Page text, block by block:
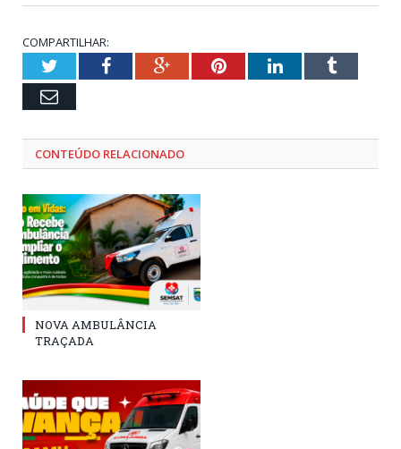
COMPARTILHAR:
TwitterFacebookGoogle+PinterestLinkedInTumblr
Email
CONTEÚDO RELACIONADO
NOVA AMBULÂNCIA
TRAÇADA